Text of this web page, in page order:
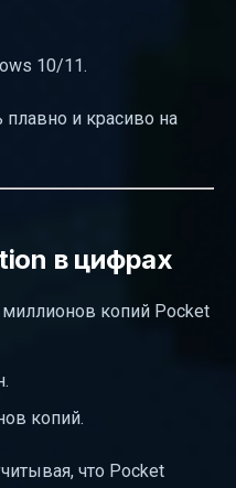
10/11.
плавно и красиво на
в цифрах
миллионов копий Pocket
копий.
что Pocket